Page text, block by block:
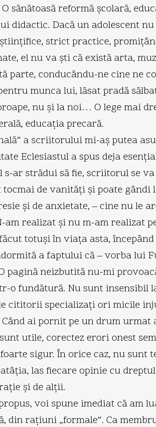
sănătoasă reformă şcolară,
didactic. Dacă un adolescent
strict practice,
el nu va şti că există arta,
parte, conducându-ne cine ne
munca lui, lăsat pradă
nu şi la noi… O lege mai
educaţia precară.
a scriitorului mi-aş putea
Eclesiastul a spus deja
s-ar strădui să fie, scriitorul se
de vanităţi şi poate
şi de anxietate, – cine nu le
am realizat şi nu m-am realizat
totuşi în viaţa asta,
a faptului că – vorba lui
pagină neizbutită nu-mi
o fundătură. Nu sunt insensibil
cititorii specializaţi ori micile
ai pornit pe un drum
utile, corectez erori onest
sigur. În orice caz, nu
atâţia, las fiecare opinie cu
şi de alţii.
voi spune imediat că
din raţiuni „formale“. Ca